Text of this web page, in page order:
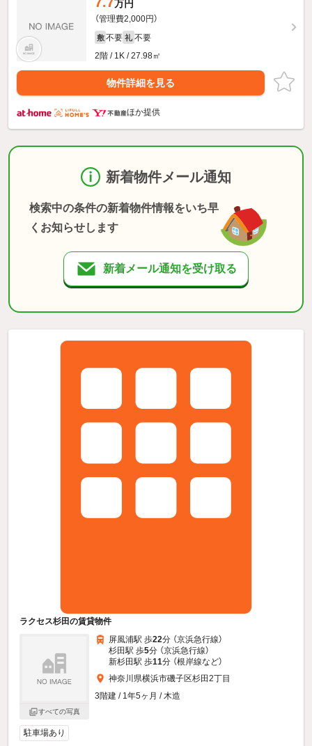
万円
（管理費2,000円）
敷 不要 礼 不要
2階 / 1K / 27.98㎡
物件詳細を見る
ほか提供
新着物件メール通知
検索中の条件の新着物件情報をいち早
くお知らせします
新着メール通知を受け取る
ラクセス杉田の賃貸物件
すべての写真
屏風浦駅 歩22分 （京浜急行線）
杉田駅 歩5分 （京浜急行線）
新杉田駅 歩11分 （根岸線など）
神奈川県横浜市磯子区杉田2丁目
3階建 / 1年5ヶ月 / 木造
駐車場あり